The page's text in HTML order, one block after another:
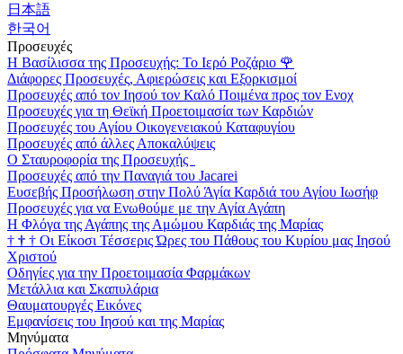
日本語
한국어
Προσευχές
Η Βασίλισσα της Προσευχής: Το Ιερό Ροζάριο 🌹
Διάφορες Προσευχές, Αφιερώσεις και Εξορκισμοί
Προσευχές από τον Ιησού τον Καλό Ποιμένα προς τον Ενοχ
Προσευχές για τη Θεϊκή Προετοιμασία των Καρδιών
Προσευχές του Αγίου Οικογενειακού Καταφυγίου
Προσευχές από άλλες Αποκαλύψεις
Ο Σταυροφορία της Προσευχής
Προσευχές από την Παναγιά του Jacarei
Ευσεβής Προσήλωση στην Πολύ Άγία Καρδιά του Αγίου Ιωσήφ
Προσευχές για να Ενωθούμε με την Αγία Αγάπη
Η Φλόγα της Αγάπης της Αμώμου Καρδιάς της Μαρίας
† † † Οι Είκοσι Τέσσερις Ώρες του Πάθους του Κυρίου μας Ιησού
Χριστού
Οδηγίες για την Προετοιμασία Φαρμάκων
Μετάλλια και Σκαπυλάρια
Θαυματουργές Εικόνες
Εμφανίσεις του Ιησού και της Μαρίας
Μηνύματα